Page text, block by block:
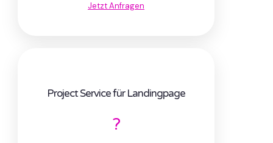
Jetzt Anfragen
Project Service für Landingpage
?